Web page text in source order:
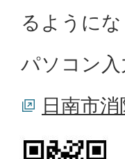
るようにな
パソコン
日南市